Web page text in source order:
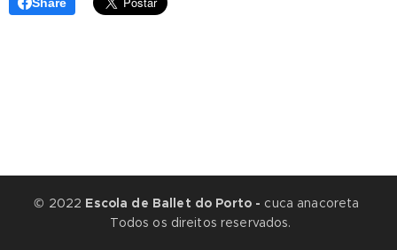
© 2022 Escola de Ballet do Porto - cuca anacoreta
Todos os direitos reservados.